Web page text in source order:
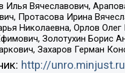
Илья Вячеславович,
Протасова Ирина
Николаевна, Орлов
Золотухин Борис
Захаров Герман
http://